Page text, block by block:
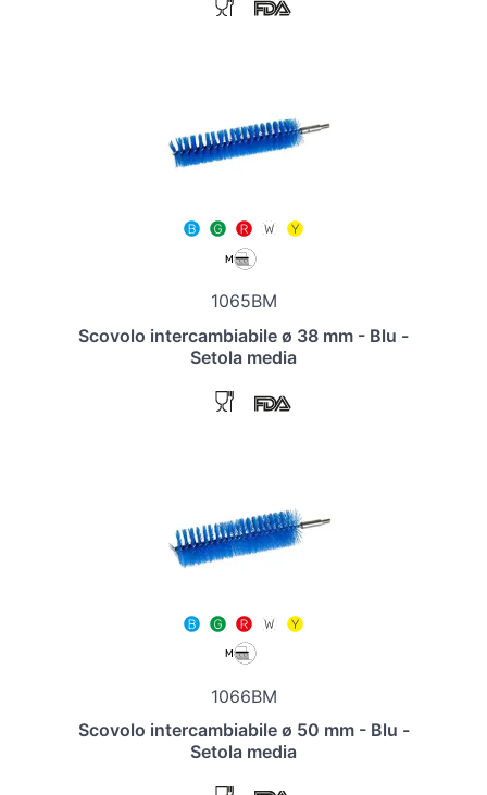
1065BM
Scovolo intercambiabile ø 38 mm - Blu -
Setola media
1066BM
Scovolo intercambiabile ø 50 mm - Blu -
Setola media